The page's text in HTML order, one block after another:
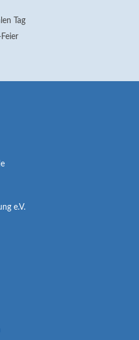
Tag
e.V.